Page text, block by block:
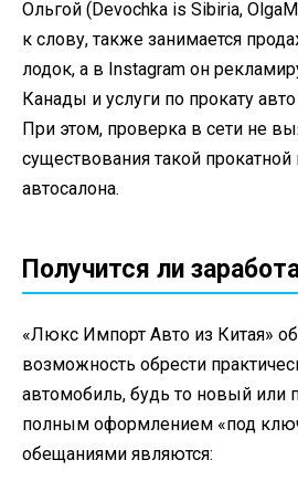
Ольгой (Devochka is Sibiria,
к слову, также занимается
лодок, а в Instagram он
Канады и услуги по прокату
При этом, проверка в сети не
существования такой
автосалона.
Получится ли
«Люкс Импорт Авто из Китая»
возможность обрести
автомобиль, будь то новый или
полным оформлением «под
обещаниями являются: